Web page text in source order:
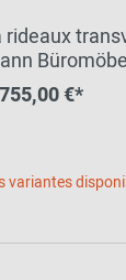
755,00 €*
variantes